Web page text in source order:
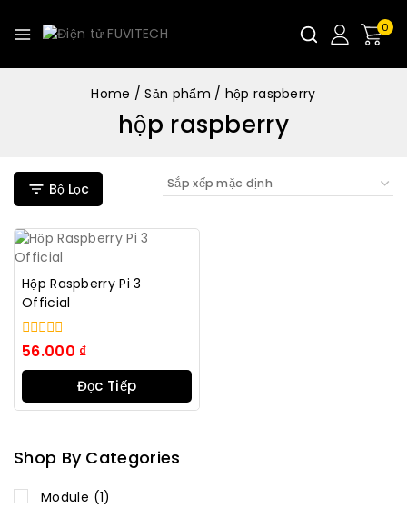
0
Home / Sản phẩm / hộp raspberry
hộp raspberry
Bộ Lọc
Hộp Raspberry Pi 3
Official
0
trong
số
56.000 ₫
Đọc Tiếp
Shop By Categories
Module (1)